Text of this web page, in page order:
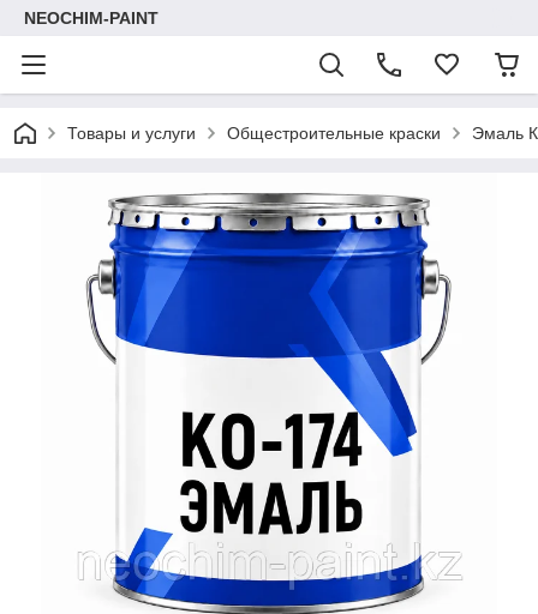
NEOCHIM-PAINT
Товары и услуги Общестроительные краски Эмаль